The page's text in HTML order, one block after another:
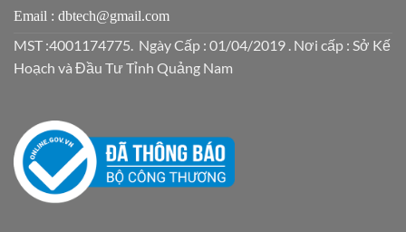
Email : dbtech@gmail.com
MST :4001174775. Ngày Cấp : 01/04/2019 . Nơi cấp : Sở Kế
Hoạch và Đầu Tư Tỉnh Quảng Nam